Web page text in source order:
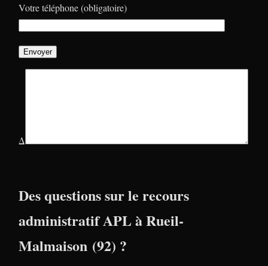
Votre téléphone (obligatoire)
Δ
Des questions sur le recours
administratif APL à Rueil-
Malmaison (92) ?